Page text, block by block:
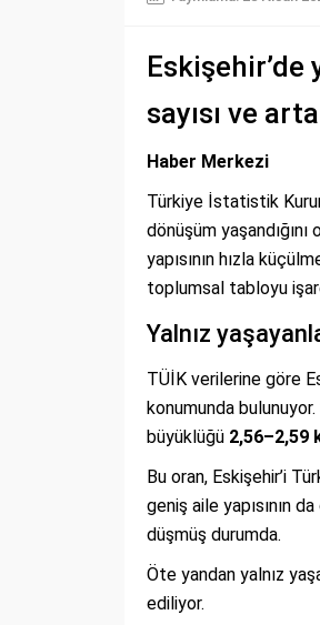
Eskişehir’de
sayısı ve
Haber Merkezi
Türkiye İstatistik
dönüşüm
yapısının hızla
toplumsal tabloyu
Yalnız
TÜİK verilerine göre
konumunda
büyüklüğü 2,56–2,59
Bu oran, Eskişehir’i
geniş aile yapısının
düşmüş durumda.
Öte yandan yalnız
ediliyor.